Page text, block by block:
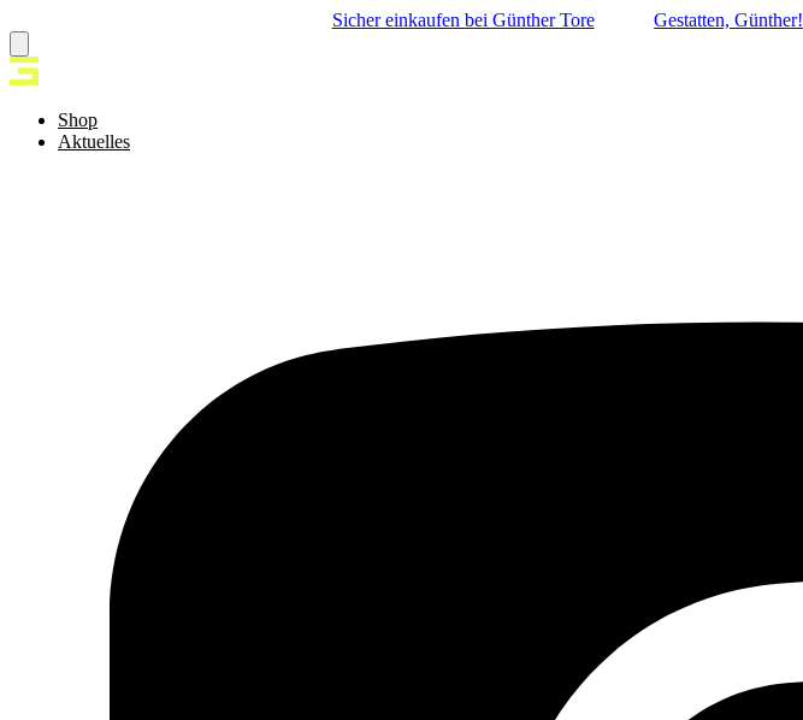
Sicher einkaufen bei Günther Tore Gestatten, Günther!
Shop
Aktuelles